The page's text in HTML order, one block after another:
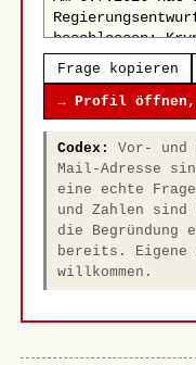
Frage kopieren
→ Profil öffnen,
Codex:
Vor- und
Mail-Adresse
eine echte
und Zahlen
die
bereits. Eigene
willkommen.